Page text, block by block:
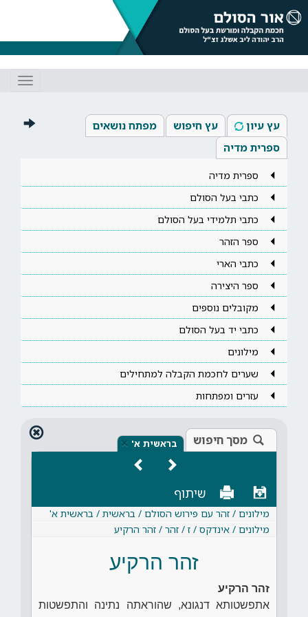
עץ עיון עץ חיפוש
מפתח נושאים
ספרית מדיה
ספרית מדיה
כתבי בעל הסולם
כתבי תלמידי בעל הסולם
ספר הזהר
כתבי הארי
ספר היצירה
מקובלים נוספים
כתבי יד בעל הסולם
מילונים
שערים לחכמת הקבלה למתחילים
עזרים ומפתחות
מסך חיפוש בראשית א' ×
שיתוף
מילונים / זהר עם פירוש הסולם / בראשית / בראשית א'
מילונים / אינדקס / ז / זהר / זהר הרקיע
זהר הרקיע
זהר הרקיע
אתפשטותא דנגונא, שהוראתה נתינה והתפשטות